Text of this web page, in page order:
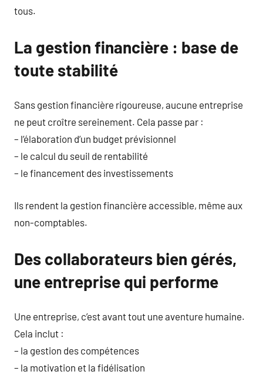
tous.
La gestion financière : base de
toute stabilité
Sans gestion financière rigoureuse, aucune entreprise
ne peut croître sereinement. Cela passe par :
– l’élaboration d’un budget prévisionnel
– le calcul du seuil de rentabilité
– le financement des investissements
Ils rendent la gestion financière accessible, même aux
non-comptables.
Des collaborateurs bien gérés,
une entreprise qui performe
Une entreprise, c’est avant tout une aventure humaine.
Cela inclut :
– la gestion des compétences
– la motivation et la fidélisation